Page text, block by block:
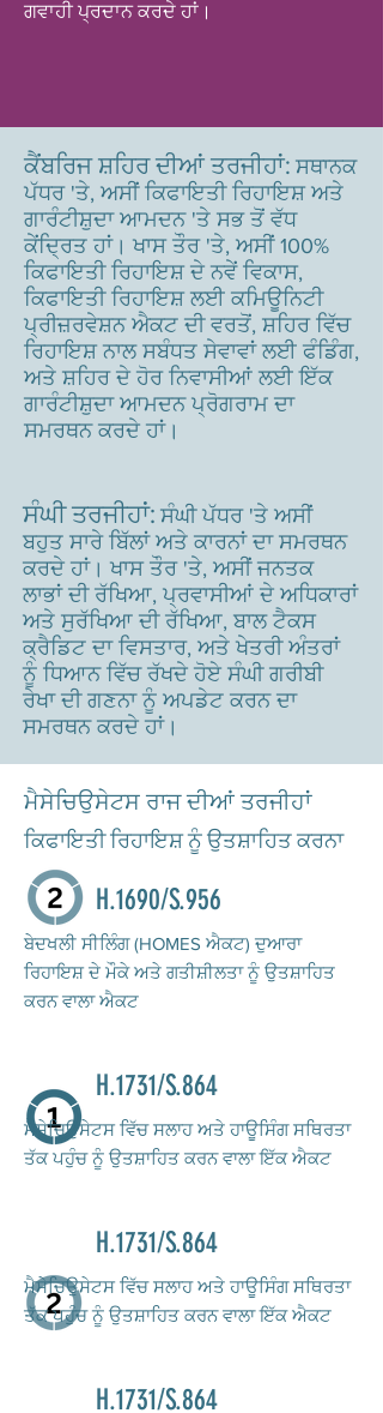
ਗਵਾਹੀ ਪ੍ਰਦਾਨ ਕਰਦੇ ਹਾਂ।
ਕੈਂਬਰਿਜ ਸ਼ਹਿਰ ਦੀਆਂ ਤਰਜੀਹਾਂ: ਸਥਾਨਕ
ਪੱਧਰ 'ਤੇ, ਅਸੀਂ ਕਿਫਾਇਤੀ ਰਿਹਾਇਸ਼ ਅਤੇ
ਗਾਰੰਟੀਸ਼ੁਦਾ ਆਮਦਨ 'ਤੇ ਸਭ ਤੋਂ ਵੱਧ
ਕੇਂਦ੍ਰਿਤ ਹਾਂ। ਖਾਸ ਤੌਰ 'ਤੇ, ਅਸੀਂ 100%
ਕਿਫਾਇਤੀ ਰਿਹਾਇਸ਼ ਦੇ ਨਵੇਂ ਵਿਕਾਸ,
ਕਿਫਾਇਤੀ ਰਿਹਾਇਸ਼ ਲਈ ਕਮਿਊਨਿਟੀ
ਪ੍ਰੀਜ਼ਰਵੇਸ਼ਨ ਐਕਟ ਦੀ ਵਰਤੋਂ, ਸ਼ਹਿਰ ਵਿੱਚ
ਰਿਹਾਇਸ਼ ਨਾਲ ਸਬੰਧਤ ਸੇਵਾਵਾਂ ਲਈ ਫੰਡਿੰਗ,
ਅਤੇ ਸ਼ਹਿਰ ਦੇ ਹੋਰ ਨਿਵਾਸੀਆਂ ਲਈ ਇੱਕ
ਗਾਰੰਟੀਸ਼ੁਦਾ ਆਮਦਨ ਪ੍ਰੋਗਰਾਮ ਦਾ
ਸਮਰਥਨ ਕਰਦੇ ਹਾਂ।
ਸੰਘੀ ਤਰਜੀਹਾਂ: ਸੰਘੀ ਪੱਧਰ 'ਤੇ ਅਸੀਂ
ਬਹੁਤ ਸਾਰੇ ਬਿੱਲਾਂ ਅਤੇ ਕਾਰਨਾਂ ਦਾ ਸਮਰਥਨ
ਕਰਦੇ ਹਾਂ। ਖਾਸ ਤੌਰ 'ਤੇ, ਅਸੀਂ ਜਨਤਕ
ਲਾਭਾਂ ਦੀ ਰੱਖਿਆ, ਪ੍ਰਵਾਸੀਆਂ ਦੇ ਅਧਿਕਾਰਾਂ
ਅਤੇ ਸੁਰੱਖਿਆ ਦੀ ਰੱਖਿਆ, ਬਾਲ ਟੈਕਸ
ਕ੍ਰੈਡਿਟ ਦਾ ਵਿਸਤਾਰ, ਅਤੇ ਖੇਤਰੀ ਅੰਤਰਾਂ
ਨੂੰ ਧਿਆਨ ਵਿੱਚ ਰੱਖਦੇ ਹੋਏ ਸੰਘੀ ਗਰੀਬੀ
ਰੇਖਾ ਦੀ ਗਣਨਾ ਨੂੰ ਅਪਡੇਟ ਕਰਨ ਦਾ
ਸਮਰਥਨ ਕਰਦੇ ਹਾਂ।
ਮੈਸੇਚਿਉਸੇਟਸ ਰਾਜ ਦੀਆਂ ਤਰਜੀਹਾਂ
ਕਿਫਾਇਤੀ ਰਿਹਾਇਸ਼ ਨੂੰ ਉਤਸ਼ਾਹਿਤ ਕਰਨਾ
H.1690/S.956
ਬੇਦਖਲੀ ਸੀਲਿੰਗ (HOMES ਐਕਟ) ਦੁਆਰਾ
ਰਿਹਾਇਸ਼ ਦੇ ਮੌਕੇ ਅਤੇ ਗਤੀਸ਼ੀਲਤਾ ਨੂੰ ਉਤਸ਼ਾਹਿਤ
ਕਰਨ ਵਾਲਾ ਐਕਟ
H.1731/S.864
ਮੈਸੇਚਿਉਸੇਟਸ ਵਿੱਚ ਸਲਾਹ ਅਤੇ ਹਾਊਸਿੰਗ ਸਥਿਰਤਾ
ਤੱਕ ਪਹੁੰਚ ਨੂੰ ਉਤਸ਼ਾਹਿਤ ਕਰਨ ਵਾਲਾ ਇੱਕ ਐਕਟ
H.1731/S.864
ਮੈਸੇਚਿਉਸੇਟਸ ਵਿੱਚ ਸਲਾਹ ਅਤੇ ਹਾਊਸਿੰਗ ਸਥਿਰਤਾ
ਤੱਕ ਪਹੁੰਚ ਨੂੰ ਉਤਸ਼ਾਹਿਤ ਕਰਨ ਵਾਲਾ ਇੱਕ ਐਕਟ
H.1731/S.864